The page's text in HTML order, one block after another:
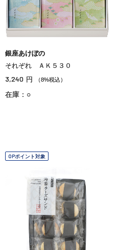
銀座あけぼの
それぞれ ＡＫ５３０
3,240 円 （8%税込）
在庫：○
OPポイント対象